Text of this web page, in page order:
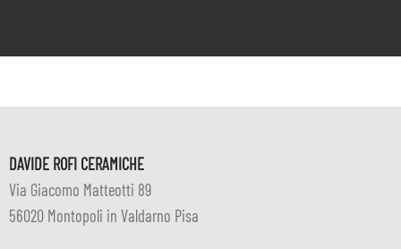
DAVIDE ROFI CERAMICHE
Via Giacomo Matteotti 89
56020 Montopoli in Valdarno Pisa